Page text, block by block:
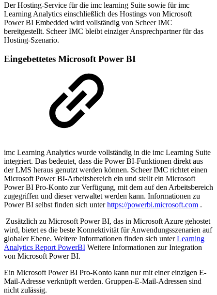
Der Hosting-Service für die imc learning Suite sowie für imc
Learning Analytics einschließlich des Hostings von Microsoft
Power BI Embedded wird vollständig von Scheer IMC
bereitgestellt. Scheer IMC bleibt einziger Ansprechpartner für das
Hosting-Szenario.
Eingebettetes Microsoft Power BI
imc Learning Analytics wurde vollständig in die imc Learning Suite
integriert. Das bedeutet, dass die Power BI-Funktionen direkt aus
der LMS heraus genutzt werden können. Scheer IMC richtet einen
Microsoft Power BI-Arbeitsbereich ein und stellt ein Microsoft
Power BI Pro-Konto zur Verfügung, mit dem auf den Arbeitsbereich
zugegriffen und dieser verwaltet werden kann. Informationen zu
Power BI selbst finden sich unterhttps://powerbi.microsoft.com .
Zusätzlich zu Microsoft Power BI, das in Microsoft Azure gehostet
wird, bietet es die beste Konnektivität für Anwendungsszenarien auf
globaler Ebene. Weitere Informationen finden sich unterLearning
Analytics Report PowerBI Weitere Informationen zur Integration
von Microsoft Power BI.
Ein Microsoft Power BI Pro-Konto kann nur mit einer einzigen E-
Mail-Adresse verknüpft werden. Gruppen-E-Mail-Adressen sind
nicht zulässig.